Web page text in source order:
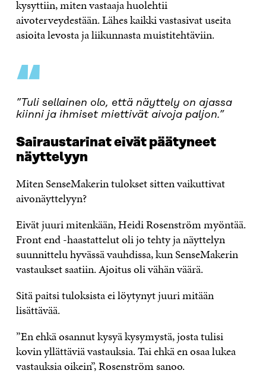
kysyttiin, miten vastaaja huolehtii
aivoterveydestään. Lähes kaikki vastasivat useita
asioita levosta ja liikunnasta muistitehtäviin.
“
”Tuli sellainen olo, että näyttely on ajassa
kiinni ja ihmiset miettivät aivoja paljon.”
Sairaustarinat eivät päätyneet
näyttelyyn
Miten SenseMakerin tulokset sitten vaikuttivat
aivonäyttelyyn?
Eivät juuri mitenkään, Heidi Rosenström myöntää.
Front end -haastattelut oli jo tehty ja näyttelyn
suunnittelu hyvässä vauhdissa, kun SenseMakerin
vastaukset saatiin. Ajoitus oli vähän väärä.
Sitä paitsi tuloksista ei löytynyt juuri mitään
lisättävää.
”En ehkä osannut kysyä kysymystä, josta tulisi
kovin yllättäviä vastauksia. Tai ehkä en osaa lukea
vastauksia oikein”, Rosenström sanoo.